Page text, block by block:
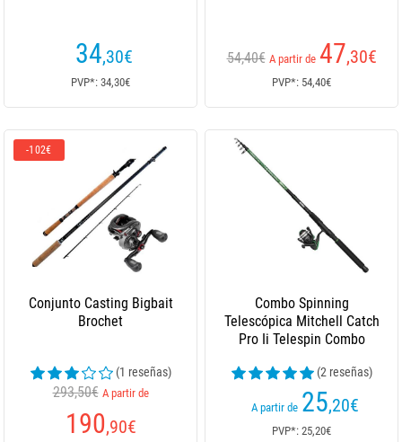
34,30€
PVP*: 34,30€
54,40€ A partir de 47,30€
PVP*: 54,40€
-102€
Conjunto Casting Bigbait
Brochet
(1 reseñas)
293,50€ A partir de
190,90€
Combo Spinning
Telescópica Mitchell Catch
Pro Ii Telespin Combo
(2 reseñas)
A partir de 25,20€
PVP*: 25,20€